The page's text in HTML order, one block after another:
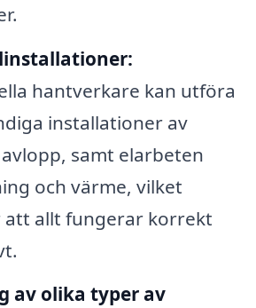
hantverkare kan utföra
installationer av
samt elarbeten
och värme, vilket
allt fungerar korrekt
av olika typer av